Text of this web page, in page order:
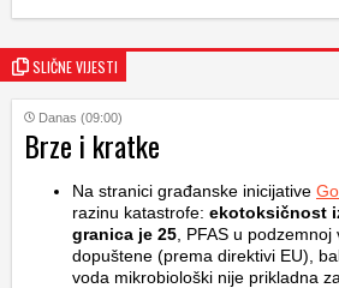
SLIČNE VIJESTI
Danas (09:00)
Brze i kratke
Na stranici građanske inicijative
razinu katastrofe: ekotoksičnost
granica je 25 , PFAS u
dopuštene (prema direktivi EU),
voda mikrobiološki nije prikladna